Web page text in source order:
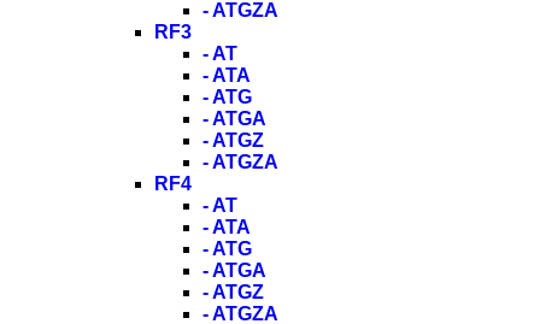
- ATGZA
RF3
- AT
- ATA
- ATG
- ATGA
- ATGZ
- ATGZA
RF4
- AT
- ATA
- ATG
- ATGA
- ATGZ
- ATGZA